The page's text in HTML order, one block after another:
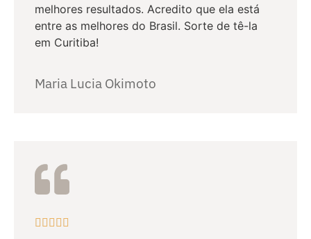
melhores resultados. Acredito que ela está
entre as melhores do Brasil. Sorte de tê-la
em Curitiba!
Maria Lucia Okimoto
    